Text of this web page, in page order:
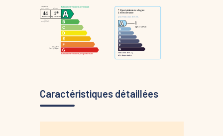
Caractéristiques détaillées